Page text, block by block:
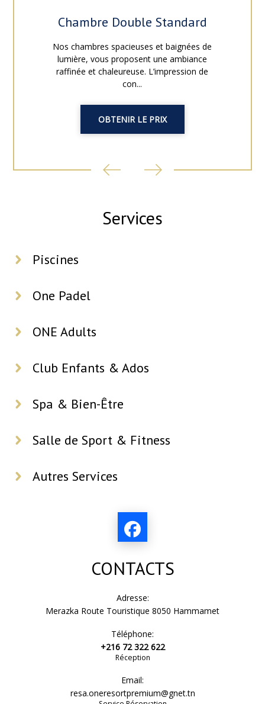
Chambre Double Standard
Nos chambres spacieuses et baignées de
lumière, vous proposent une ambiance
raffinée et chaleureuse. L’impression de
con...
OBTENIR LE PRIX
Services
Piscines
One Padel
ONE Adults
Club Enfants & Ados
Spa & Bien-Être
Salle de Sport & Fitness
Autres Services
CONTACTS
Adresse:
Merazka Route Touristique 8050 Hammamet
Téléphone:
+216 72 322 622
Réception
Email:
resa.oneresortpremium@gnet.tn